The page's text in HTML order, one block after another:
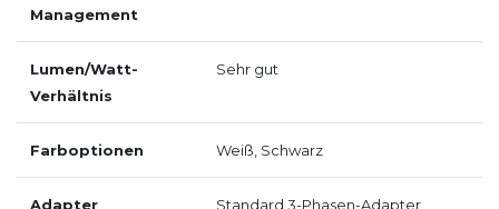
Management
Lumen/Watt-
Verhältnis
Sehr gut
Farboptionen Weiß, Schwarz
Adapter Standard 3-Phasen-Adapter